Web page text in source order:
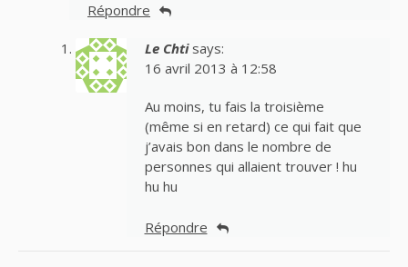
Répondre
Le Chti says:
16 avril 2013 à 12:58
Au moins, tu fais la troisième
(même si en retard) ce qui fait que
j’avais bon dans le nombre de
personnes qui allaient trouver ! hu
hu hu
Répondre